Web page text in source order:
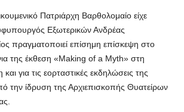
Πατριάρχη Βαρθολομαίο είχε
Εξωτερικών Ανδρέας
πραγματοποιεί επίσημη επίσκεψη στο
της έκθεση «Making of a Myth» στη
και για τις εορταστικές εκδηλώσεις της
την ίδρυση της Αρχιεπισκοπής Θυατείρων